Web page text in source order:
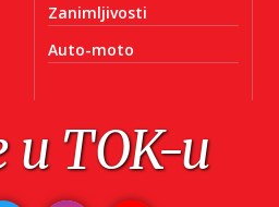
Zanimljivosti
Auto-moto
u TOK-u